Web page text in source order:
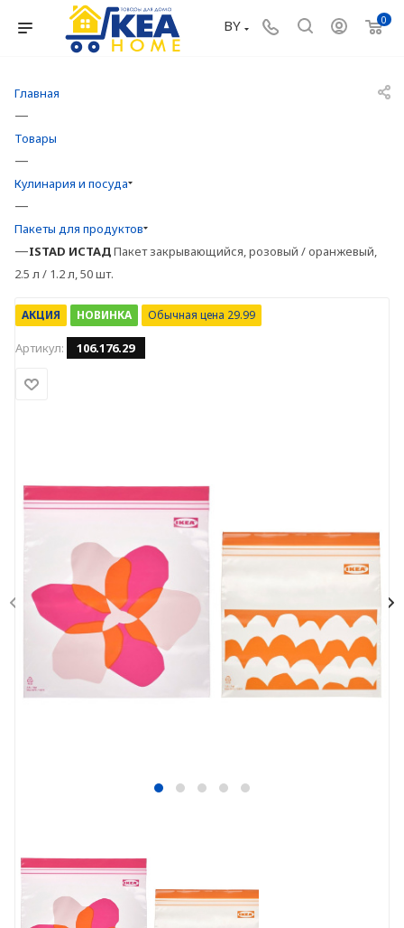
0
BY
Главная
—
Товары
—
Кулинария и посуда
—
Пакеты для продуктов
—ISTAD ИСТАДПакет закрывающийся, розовый / оранжевый,
2.5 л / 1.2 л, 50 шт.
АКЦИЯ НОВИНКА Обычная цена 29.99
Артикул: 106.176.29